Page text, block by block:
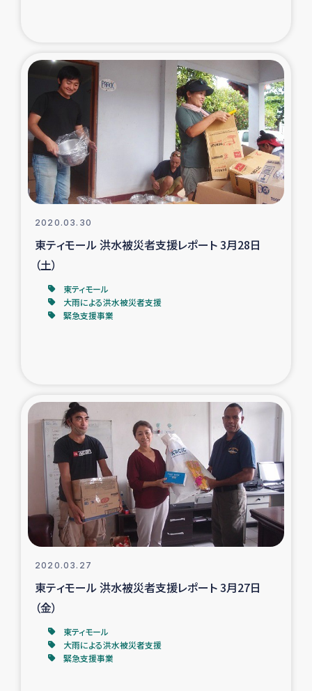
デニヤヤ小規模紅茶農家支援
コーヒー生産者支援
アイナロ県マウベシ郡でのコーヒー畑改善事業
ベイルート大規模爆発被災者支援
アグロフォレストリー（カカオ）事業
2020.03.30
東ティモール 洪水被災者支援レポート 3月28日
（土）
東ティモール
大雨による洪水被災者支援
緊急支援事業
2020.03.27
東ティモール 洪水被災者支援レポート 3月27日
（金）
東ティモール
大雨による洪水被災者支援
緊急支援事業